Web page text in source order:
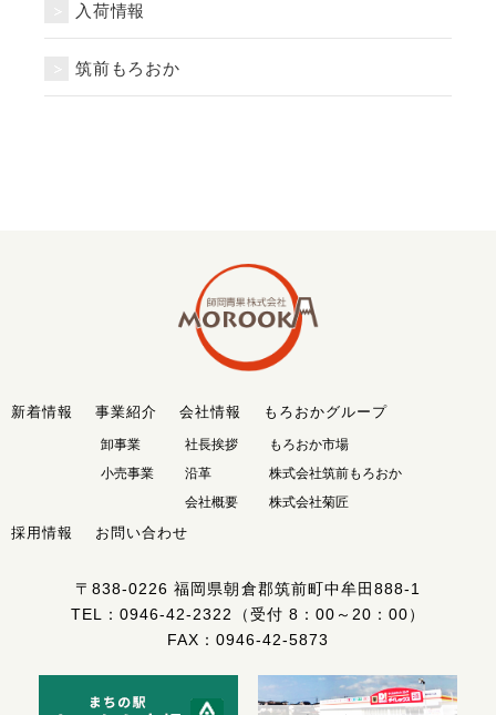
入荷情報
筑前もろおか
新着情報 事業紹介
卸事業
小売事業
会社情報
社長挨拶
沿革
会社概要
もろおかグループ
もろおか市場
株式会社筑前もろおか
株式会社菊匠
採用情報 お問い合わせ
〒838-0226福岡県朝倉郡筑前町中牟田888-1
TEL： 0946-42-2322
（受付 8：00～20：00）
FAX：0946-42-5873